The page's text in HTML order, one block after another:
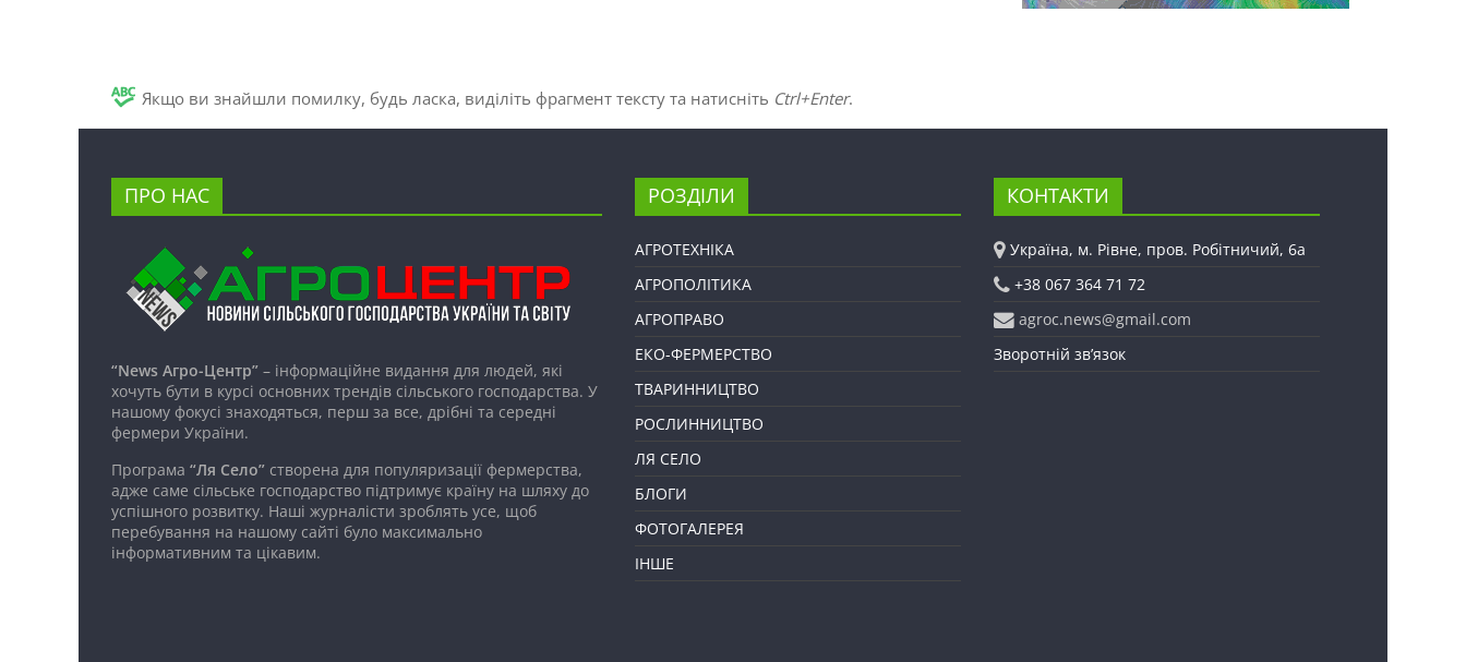
Якщо ви знайшли помилку, будь ласка, виділіть фрагмент тексту та натисніть Ctrl+Enter.
ПРО НАС
“News Агро-Центр” – інформаційне видання для людей, які
хочуть бути в курсі основних трендів сільського господарства. У
нашому фокусі знаходяться, перш за все, дрібні та середні
фермери України.
Програма “Ля Село” створена для популяризації фермерства,
адже саме сільське господарство підтримує країну на шляху до
успішного розвитку. Наші журналісти зроблять усе, щоб
перебування на нашому сайті було максимально
інформативним та цікавим.
РОЗДІЛИ
АГРОТЕХНІКА
АГРОПОЛІТИКА
АГРОПРАВО
ЕКО-ФЕРМЕРСТВО
ТВАРИННИЦТВО
РОСЛИННИЦТВО
ЛЯ СЕЛО
БЛОГИ
ФОТОГАЛЕРЕЯ
ІНШЕ
КОНТАКТИ
Україна, м. Рівне, пров. Робітничий, 6а
+38 067 364 71 72
agroc.news@gmail.com
Зворотній зв’язок